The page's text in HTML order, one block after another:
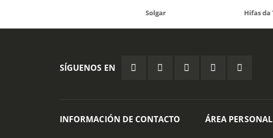
Hifas da Terra
SÍGUENOS EN
INFORMACIÓN DE CONTACTO ÁREA PERSONAL